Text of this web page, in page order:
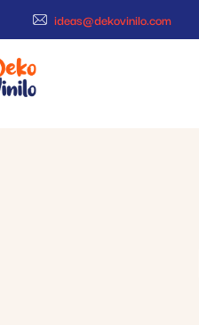
ideas@dekovinilo.com